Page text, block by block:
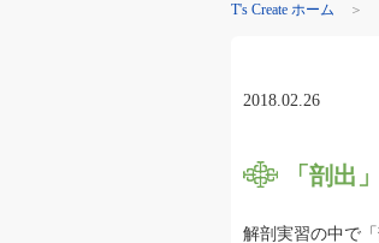
T's Create ホーム ＞
2018.02.26
「剖出
解剖実習の中で